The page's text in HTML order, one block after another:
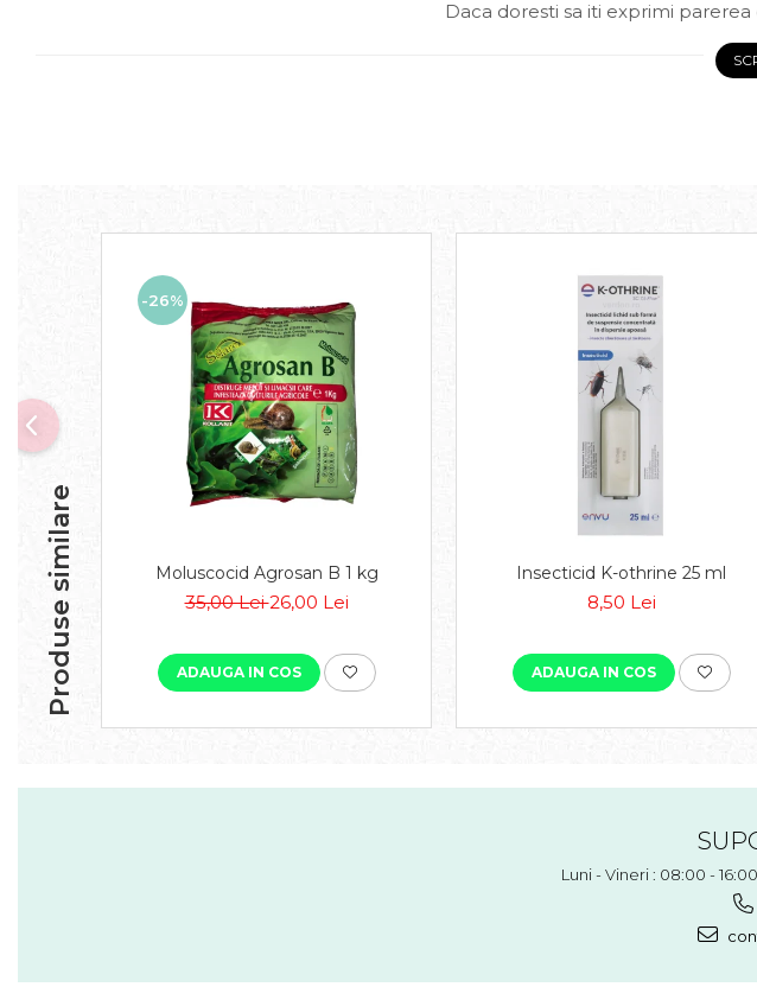
Daca doresti sa iti exprimi
Produse similare
-26%
Moluscocid Agrosan B 1 kg
35,00 Lei26,00 Lei
ADAUGA IN COS
Insecticid K-othrine 25 ml
8,50 Lei
ADAUGA IN COS
Luni - Vineri : 08:00 -